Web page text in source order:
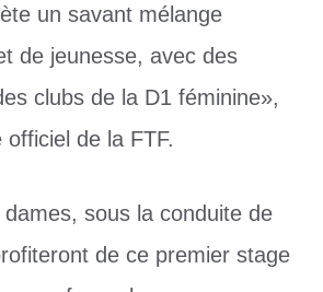
un savant mélange
de jeunesse, avec des
clubs de la D1 féminine»,
de la FTF.
sous la conduite de
de ce premier stage